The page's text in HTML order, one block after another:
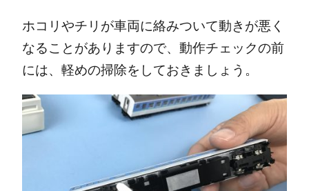
ホコリやチリが車両に絡みついて動きが悪く
なることがありますので、動作チェックの前
には、軽めの掃除をしておきましょう。